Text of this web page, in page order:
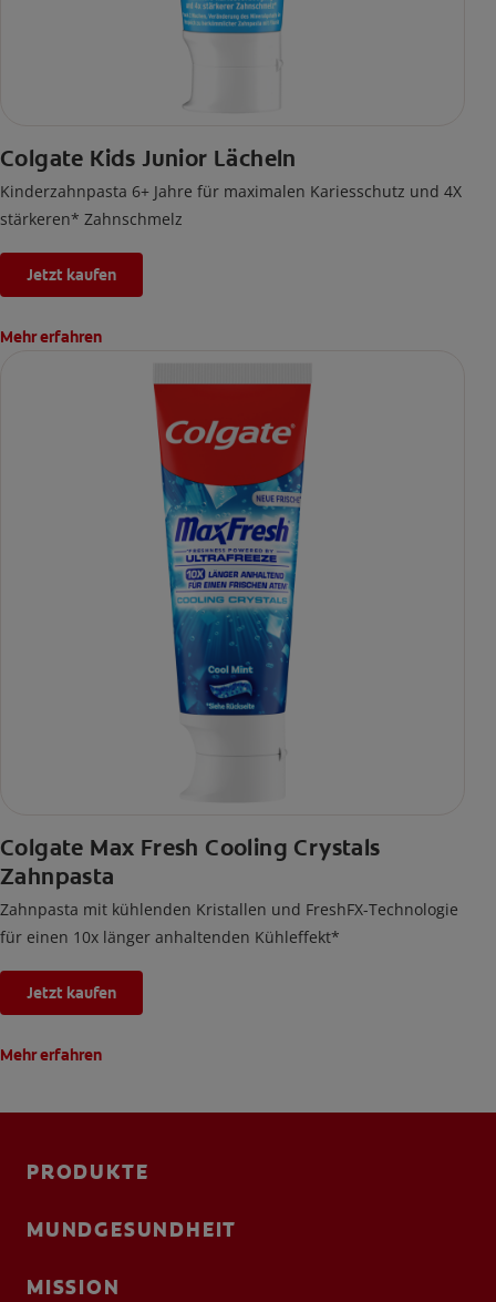
Colgate Kids Junior Lächeln
Kinderzahnpasta 6+ Jahre für maximalen Kariesschutz und 4X
stärkeren* Zahnschmelz
Jetzt kaufen
Mehr erfahren
Colgate Max Fresh Cooling Crystals
Zahnpasta
Zahnpasta mit kühlenden Kristallen und FreshFX-Technologie
für einen 10x länger anhaltenden Kühleffekt*
Jetzt kaufen
Mehr erfahren
PRODUKTE
MUNDGESUNDHEIT
MISSION